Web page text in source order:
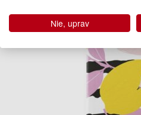
Nie, uprav